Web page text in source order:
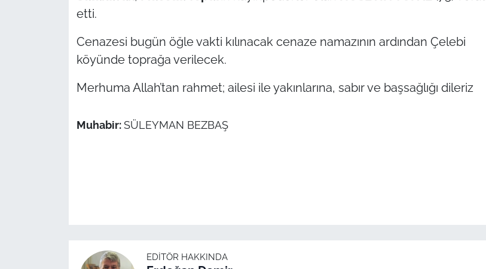
etti.
Cenazesi bugün öğle vakti kılınacak cenaze namazının ardından Çelebi
köyünde toprağa verilecek.
Merhuma Allah’tan rahmet; ailesi ile yakınlarına, sabır ve başsağlığı dileriz
Muhabir: SÜLEYMAN BEZBAŞ
EDITÖR HAKKINDA
TÜRKİYE